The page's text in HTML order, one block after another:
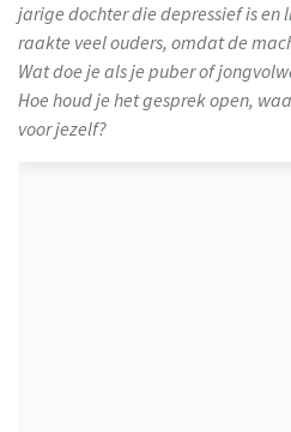
jarige dochter die depressief is en
raakte veel ouders, omdat de
Wat doe je als je puber of
Hoe houd je het gesprek open,
voor jezelf?